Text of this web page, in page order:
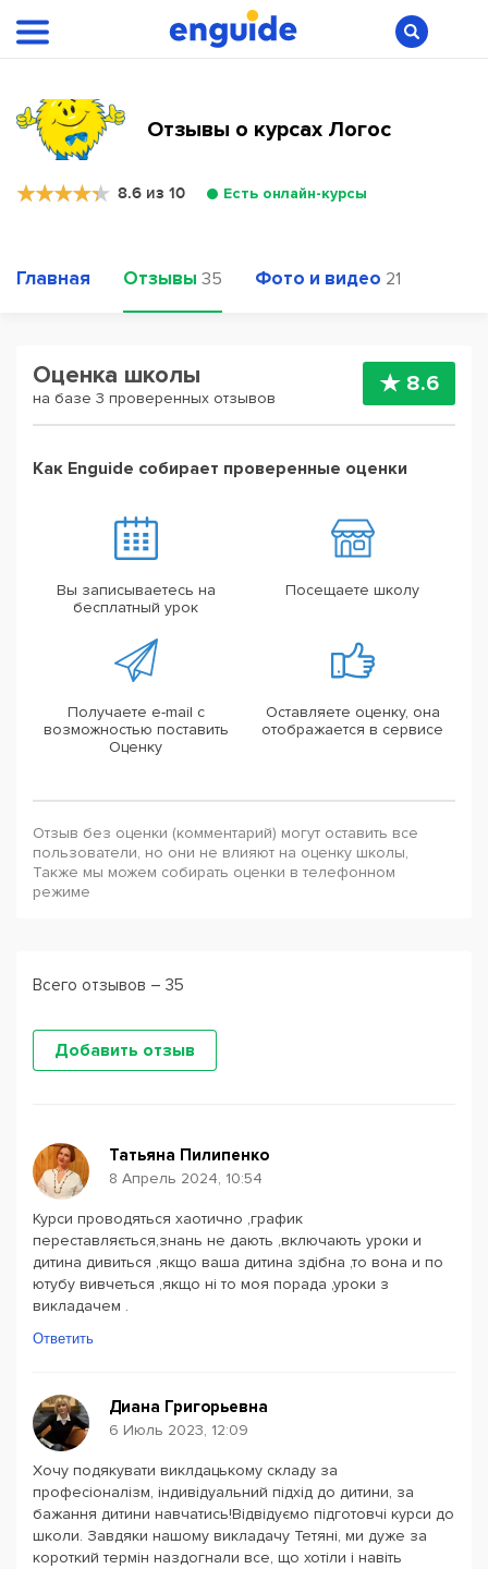
Отзывы о курсах Логос
8.6 из 10 Есть онлайн-курсы
Главная Отзывы 35 Фото и видео 21
Оценка школы
на базе 3 проверенных отзывов
8.6
Как Enguide собирает проверенные оценки
Вы записываетесь на
бесплатный урок
Посещаете школу
Получаете e-mail с
возможностью поставить
Оценку
Оставляете оценку, она
отображается в сервисе
Отзыв без оценки (комментарий) могут оставить все
пользователи, но они не влияют на оценку школы,
Также мы можем собирать оценки в телефонном
режиме
Всего отзывов – 35
Добавить отзыв
Татьяна Пилипенко
8 Апрель 2024, 10:54
Курси проводяться хаотично ,график
переставляється,знань не дають ,включають уроки и
дитина дивиться ,якщо ваша дитина здібна ,то вона и по
ютубу вивчеться ,якщо ні то моя порада ,уроки з
викладачем .
Ответить
Диана Григорьевна
6 Июль 2023, 12:09
Хочу подякувати виклдацькому складу за
професіоналізм, індивідуальний підхід до дитини, за
бажання дитини навчатись!Відвідуємо підготовчі курси до
школи. Завдяки нашому викладачу Тетяні, ми дуже за
короткий термін наздогнали все, що хотіли і навіть